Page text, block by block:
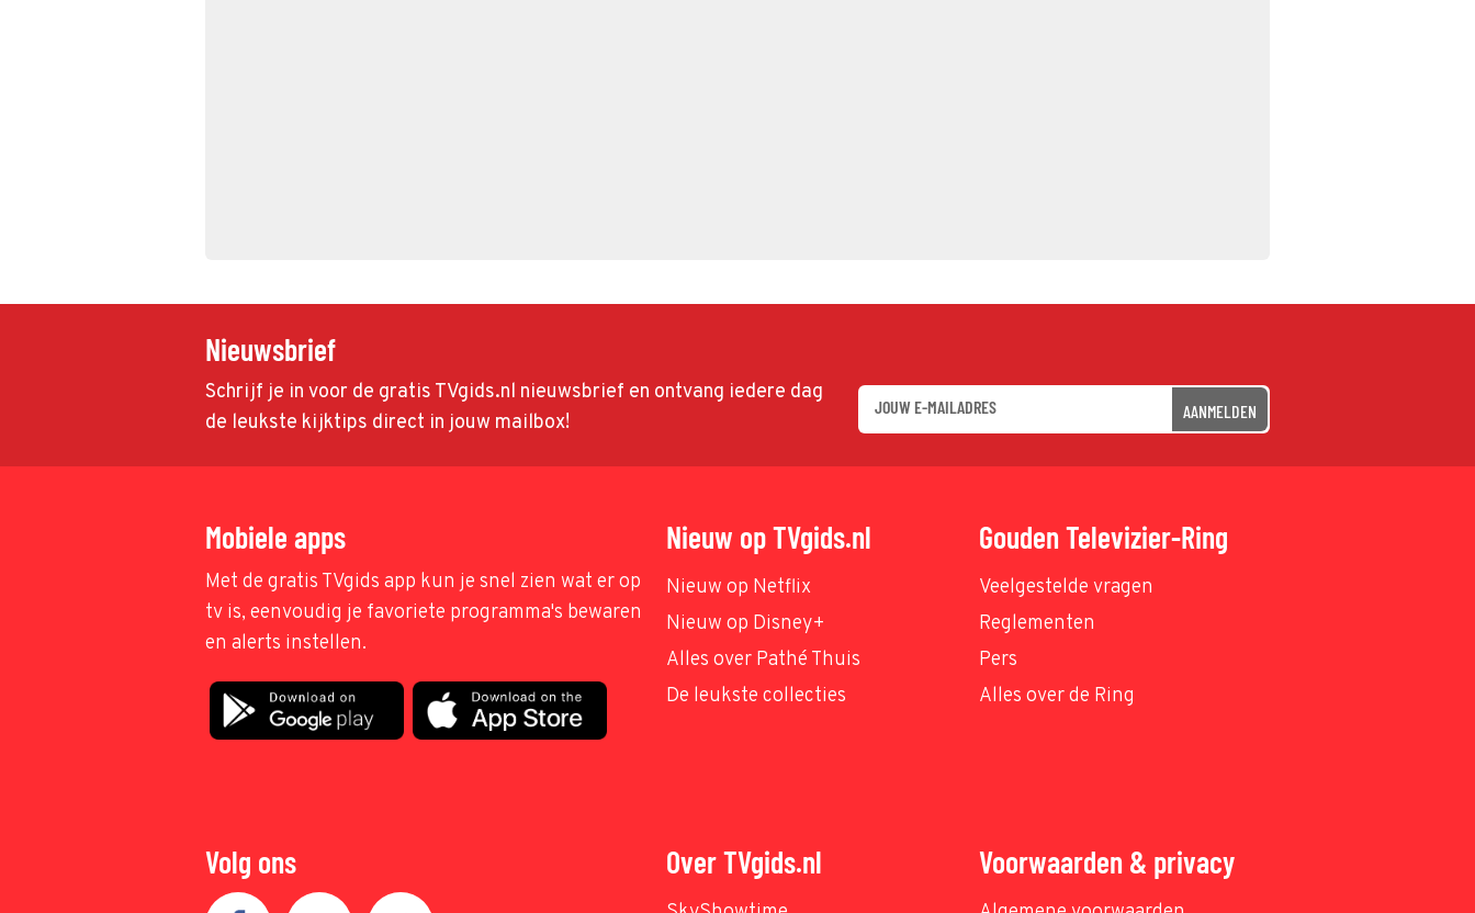
Nieuwsbrief
Schrijf je in voor de gratis TVgids.nl nieuwsbrief en ontvang iedere dag
de leukste kijktips direct in jouw mailbox!
AANMELDEN
Mobiele apps
Met de gratis TVgids app kun je snel zien wat er op
tv is, eenvoudig je favoriete programma's bewaren
en alerts instellen.
Nieuw op TVgids.nl
Nieuw op Netflix
Nieuw op Disney+
Alles over Pathé Thuis
De leukste collecties
Gouden Televizier-Ring
Veelgestelde vragen
Reglementen
Pers
Alles over de Ring
Volg ons Over TVgids.nl Voorwaarden & privacy